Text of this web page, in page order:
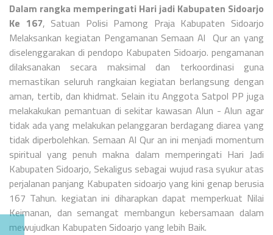
Dalam rangka memperingati Hari jadi Kabupaten Sidoarjo
Ke 167, Satuan Polisi Pamong Praja Kabupaten Sidoarjo
Melaksankan kegiatan Pengamanan Semaan Al Qur an yang
diselenggarakan di pendopo Kabupaten Sidoarjo. pengamanan
dilaksanakan secara maksimal dan terkoordinasi guna
memastikan seluruh rangkaian kegiatan berlangsung dengan
aman, tertib, dan khidmat. Selain itu Anggota Satpol PP juga
melakakukan pemantuan di sekitar kawasan Alun - Alun agar
tidak ada yang melakukan pelanggaran berdagang diarea yang
tidak diperbolehkan. Semaan Al Qur an ini menjadi momentum
spiritual yang penuh makna dalam memperingati Hari Jadi
Kabupaten Sidoarjo, Sekaligus sebagai wujud rasa syukur atas
perjalanan panjang Kabupaten sidoarjo yang kini genap berusia
167 Tahun. kegiatan ini diharapkan dapat memperkuat Nilai
Keimanan, dan semangat membangun kebersamaan dalam
mewujudkan Kabupaten Sidoarjo yang lebih Baik.